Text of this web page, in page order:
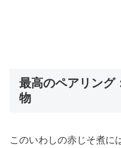
最高のペアリング
物
このいわしの赤じそ煮に